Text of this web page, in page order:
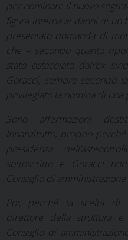
per nominare il nuovo
figura interna ai danni di un
presentato domanda di
che – secondo quanto
stato ostacolato dall’ex
Goracci, sempre secondo
privilegiato la nomina di una
Sono affermazioni
Innanzitutto, proprio
presidenza
sottoscritto e Goracci
Consiglio di amministrazione
Poi, perché la scelta di
direttore della struttura
Consiglio di